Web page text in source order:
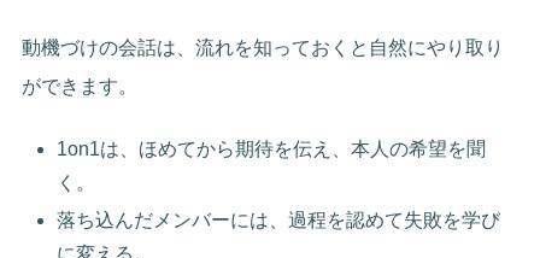
動機づけの会話は、流れを知っておくと自然にやり取り
ができます。
1on1は、ほめてから期待を伝え、本人の希望を聞
く。
落ち込んだメンバーには、過程を認めて失敗を学び